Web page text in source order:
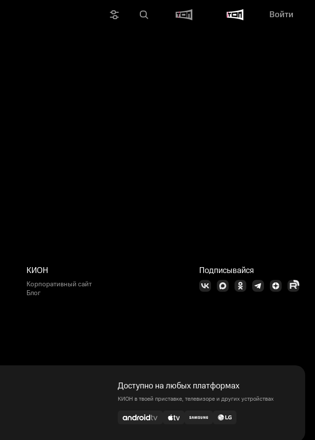
Войти
КИОН
Корпоративный сайт
Блог
Подписывайся
Доступно на любых платформах
КИОН в твоей приставке, телевизоре и других устройствах